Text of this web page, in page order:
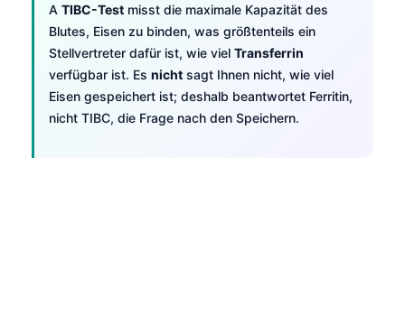
A TIBC-Test misst die maximale Kapazität des
Blutes, Eisen zu binden, was größtenteils ein
Stellvertreter dafür ist, wie viel Transferrin
verfügbar ist. Es nicht sagt Ihnen nicht, wie viel
Eisen gespeichert ist; deshalb beantwortet Ferritin,
nicht TIBC, die Frage nach den Speichern.